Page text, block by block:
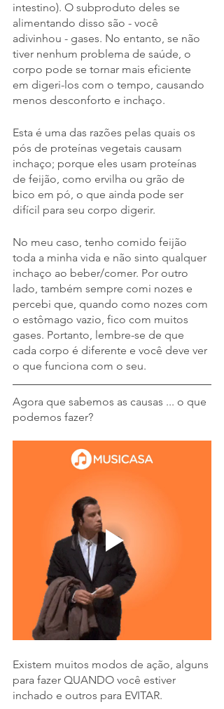
intestino). O subproduto deles se
alimentando disso são - você
adivinhou - gases. No entanto, se não
tiver nenhum problema de saúde, o
corpo pode se tornar mais eficiente
em digeri-los com o tempo, causando
menos desconforto e inchaço.
Esta é uma das razões pelas quais os
pós de proteínas vegetais causam
inchaço; porque eles usam proteínas
de feijão, como ervilha ou grão de
bico em pó, o que ainda pode ser
difícil para seu corpo digerir.
No meu caso, tenho comido feijão
toda a minha vida e não sinto qualquer
inchaço ao beber/comer. Por outro
lado, também sempre comi nozes e
percebi que, quando como nozes com
o estômago vazio, fico com muitos
gases. Portanto, lembre-se de que
cada corpo é diferente e você deve ver
o que funciona com o seu.
Agora que sabemos as causas ... o que
podemos fazer?
Existem muitos modos de ação, alguns
para fazer QUANDO você estiver
inchado e outros para EVITAR.